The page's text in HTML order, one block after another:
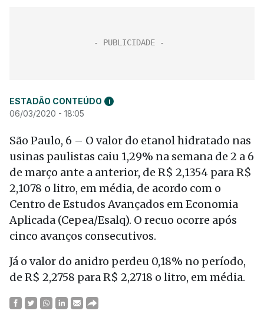
ESTADÃO CONTEÚDO i
06/03/2020 - 18:05
São Paulo, 6 – O valor do etanol hidratado nas
usinas paulistas caiu 1,29% na semana de 2 a 6
de março ante a anterior, de R$ 2,1354 para R$
2,1078 o litro, em média, de acordo com o
Centro de Estudos Avançados em Economia
Aplicada (Cepea/Esalq). O recuo ocorre após
cinco avanços consecutivos.
Já o valor do anidro perdeu 0,18% no período,
de R$ 2,2758 para R$ 2,2718 o litro, em média.